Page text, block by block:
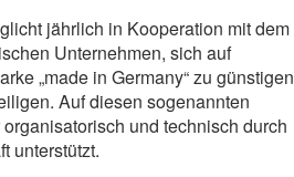
jährlich in Kooperation mit dem
Unternehmen, sich auf
„made in Germany“ zu günstigen
Auf diesen sogenannten
und technisch durch
unterstützt.